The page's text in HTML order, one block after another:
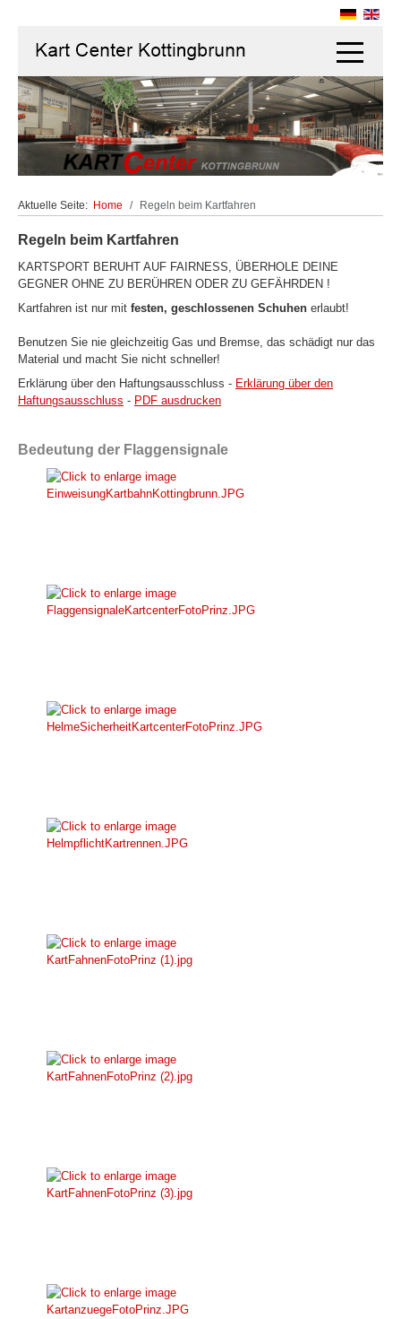
Off-
Aktuelle Seite: Home Regeln beim Kartfahren
Regeln beim Kartfahren
KARTSPORT BERUHT AUF FAIRNESS, ÜBERHOLE DEINE
GEGNER OHNE ZU BERÜHREN ODER ZU GEFÄHRDEN !
Kartfahren ist nur mit festen, geschlossenen Schuhen erlaubt!
Benutzen Sie nie gleichzeitig Gas und Bremse, das schädigt nur das
Material und macht Sie nicht schneller!
Erklärung über den Haftungsausschluss - Erklärung über den
Haftungsausschluss - PDF ausdrucken
Bedeutung der Flaggensignale